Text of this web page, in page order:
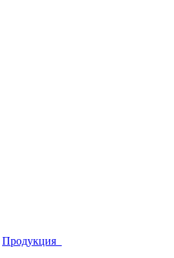
Продукция